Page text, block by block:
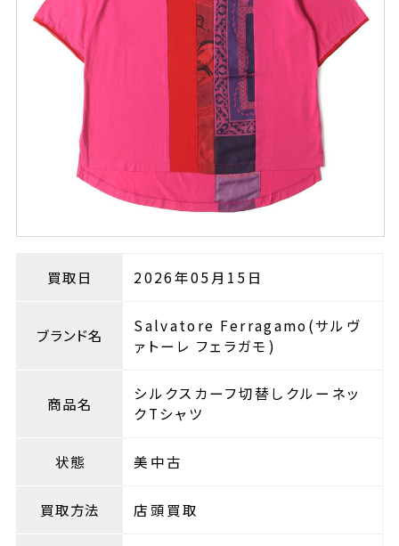
買取日 2026年05月15日
ブランド名
Salvatore Ferragamo(サルヴ
ァトーレ フェラガモ)
商品名
シルクスカーフ切替しクルーネッ
クTシャツ
状態 美中古
買取方法 店頭買取